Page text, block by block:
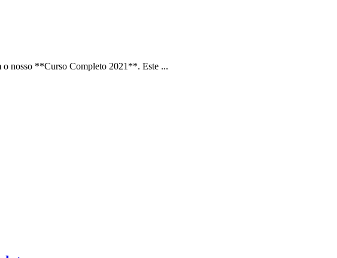
o nosso **Curso Completo 2021**. Este ...